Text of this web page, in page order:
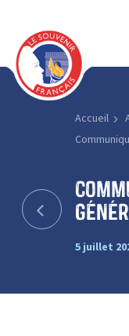
Accueil
5 juillet